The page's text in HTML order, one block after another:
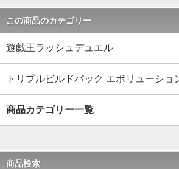
この商品のカテゴリー
遊戯王ラッシュデュエル
トリプルビルドパック エボリューショ
商品カテゴリー一覧
商品検索